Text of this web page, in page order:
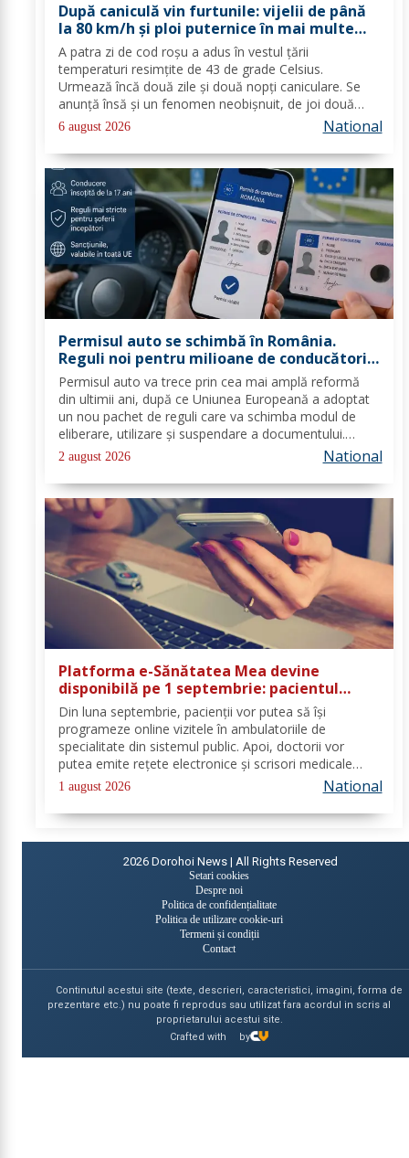
După caniculă vin furtunile: vijelii de până
la 80 km/h și ploi puternice în mai multe
zone
A patra zi de cod roşu a adus în vestul ţării
temperaturi resimţite de 43 de grade Celsius.
Urmează încă două zile şi două nopţi caniculare. Se
anunţă însă şi un fenomen neobişnuit, de joi două
alerte extreme vor fi în vigoare în acelaşi timp în mare
parte din ţară: un cod de caniculă şi unul de...
6 august 2026 National
Permisul auto se schimbă în România.
Reguli noi pentru milioane de conducători
auto
Permisul auto va trece prin cea mai amplă reformă
din ultimii ani, după ce Uniunea Europeană a adoptat
un nou pachet de reguli care va schimba modul de
eliberare, utilizare și suspendare a documentului.
România va trebui să transpună noile prevederi în
legislația națională până în 2028, iar cele...
2 august 2026 National
Platforma e-Sănătatea Mea devine
disponibilă pe 1 septembrie: pacientul
devine utilizator direct al sistemului
digital de sănătate
Din luna septembrie, pacienții vor putea să își
programeze online vizitele în ambulatoriile de
specialitate din sistemul public. Apoi, doctorii vor
putea emite rețete electronice și scrisori medicale
direct prin noua platformă. Se fac ultimele lucrări la
platforma „e-Sănătatea Mea" pentru aceste...
1 august 2026 National
2026 Dorohoi News | All Rights Reserved
Setari cookies
Despre noi
Politica de confidențialitate
Politica de utilizare cookie-uri
Termeni și condiții
Contact
Continutul acestui site (texte, descrieri, caracteristici, imagini, forma de
prezentare etc.) nu poate fi reprodus sau utilizat fara acordul in scris al
proprietarului acestui site.
Crafted with
by